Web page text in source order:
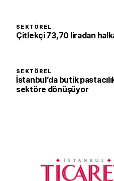
SEKTÖREL
Çitlekçi 73,70 liradan
SEKTÖREL
İstanbul’da butik
sektöre dönüşüyor